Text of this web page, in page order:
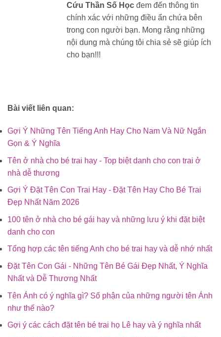
Cứu Thần Số Học đem đến thông tin
chính xác với những điều ẩn chứa bên
trong con người bạn. Mong rằng những
nội dung mà chúng tôi chia sẻ sẽ giúp ích
cho bạn!!!
Bài viết liên quan:
Gợi Ý Những Tên Tiếng Anh Hay Cho Nam Và Nữ Ngắn
Gọn & Ý Nghĩa
Tên ở nhà cho bé trai hay - Top biệt danh cho con trai ở
nhà dễ thương
Gợi Ý Đặt Tên Con Trai Hay - Đặt Tên Hay Cho Bé Trai
Đẹp Nhất Năm 2026
100 tên ở nhà cho bé gái hay và những lưu ý khi đặt biệt
danh cho con
Tổng hợp các tên tiếng Anh cho bé trai hay và dễ nhớ nhất
Đặt Tên Con Gái - Những Tên Bé Gái Đẹp Nhất, Ý Nghĩa
Nhất và Dễ Thương Nhất
Tên Ánh có ý nghĩa gì? Số phận của những người tên Ánh
như thế nào?
Gợi ý các cách đặt tên bé trai họ Lê hay và ý nghĩa nhất